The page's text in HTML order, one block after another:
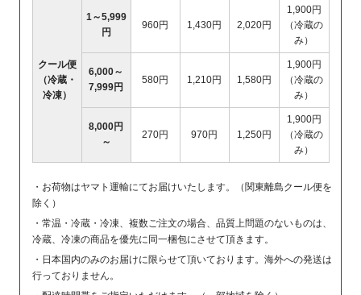
クール便
（冷蔵・
冷凍）
1～5,999
円
960円 1,430円 2,020円
1,900円
（冷蔵の
み）
6,000～
7,999円
580円 1,210円 1,580円
1,900円
（冷蔵の
み）
8,000円
～
270円 970円 1,250円
1,900円
（冷蔵の
み）
・お荷物はヤマト運輸にてお届けいたします。（関東離島クール便を
除く）
・常温・冷蔵・冷凍、複数ご注文の場合、品質上問題のないものは、
冷蔵、冷凍の商品を優先に同一梱包にさせて頂きます。
・日本国内のみのお届けに限らせて頂いております。海外への発送は
行っておりません。